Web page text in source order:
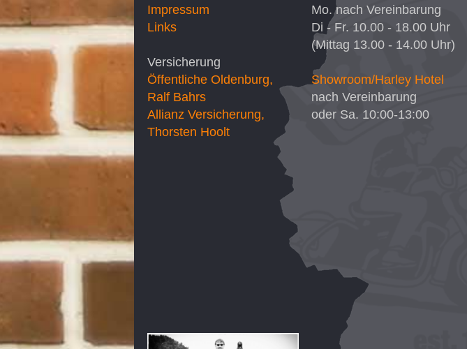
Impressum
Links
Versicherung
Öffentliche Oldenburg,
Ralf Bahrs
Allianz Versicherung,
Thorsten Hoolt
Mo. nach Vereinbarung
Di - Fr. 10.00 - 18.00 Uhr
(Mittag 13.00 - 14.00 Uhr)
Showroom/Harley Hotel
nach Vereinbarung
oder Sa. 10:00-13:00